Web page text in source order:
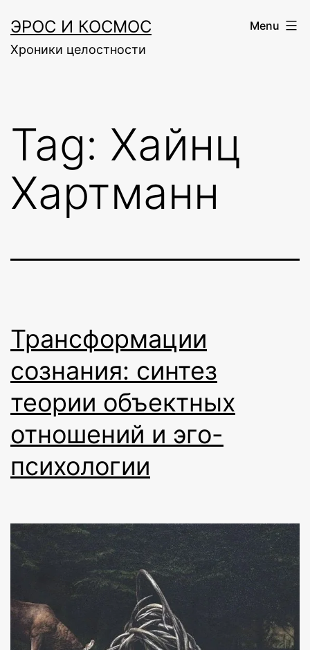
to
content
ЭРОС И КОСМОС
Хроники целостности
Menu
Tag: Хайнц
Хартманн
Трансформации
сознания: синтез
теории объектных
отношений и эго-
психологии